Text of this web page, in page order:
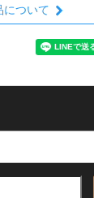
について